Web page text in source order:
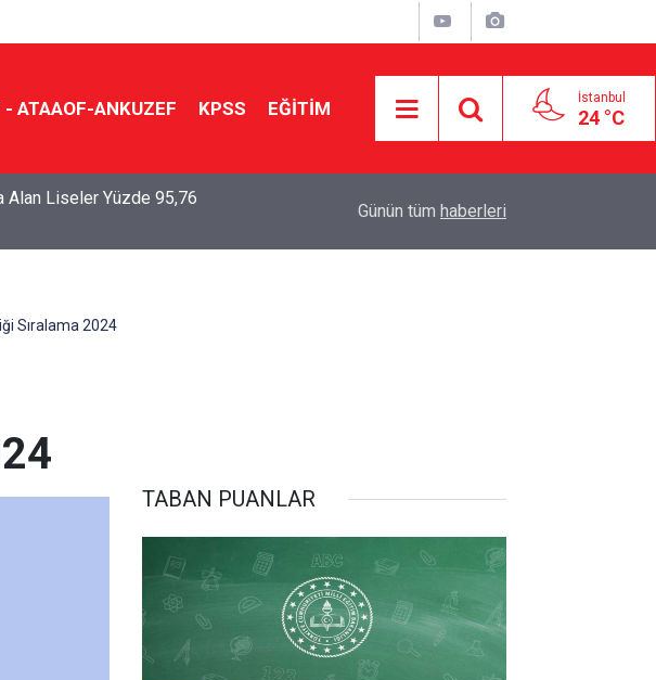
- ATAAOF-ANKUZEF KPSS EĞİTİM İstanbul
24 °C
Alan Liseler Yüzde 95,76
Tercihine Yerleşti
Günün tüm haberleri
Sıralama 2024
TABAN PUANLAR